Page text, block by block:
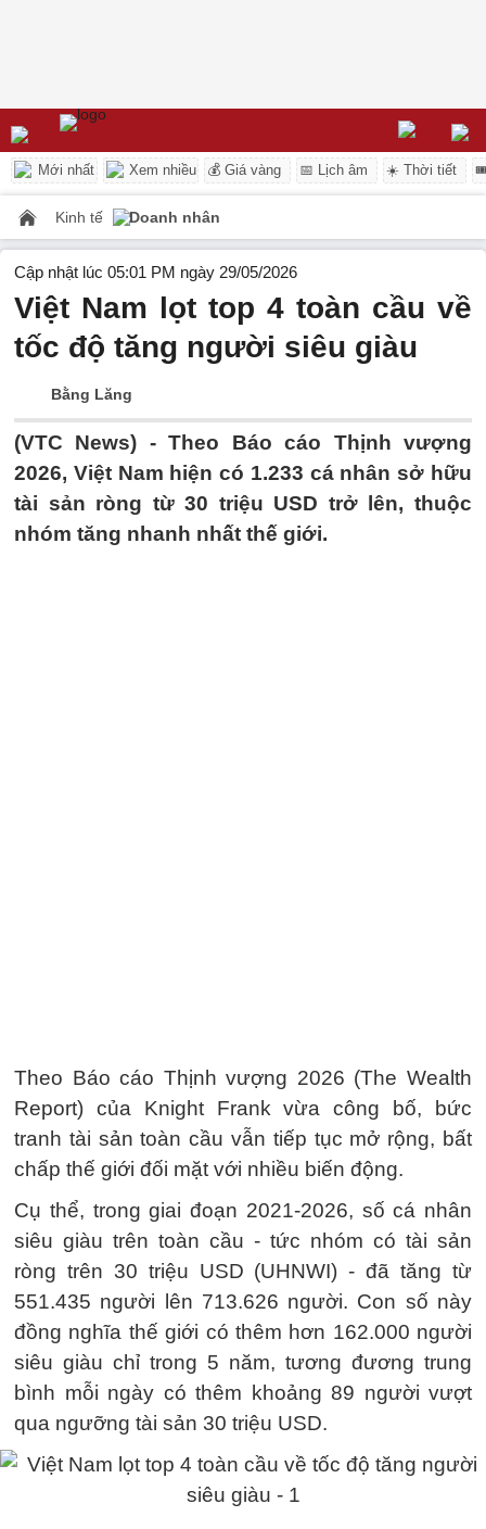
Mới nhất Xem nhiều 💰 Giá vàng 📅 Lịch âm ☀️ Thời tiết
Kinh tế Doanh nhân
Cập nhật lúc 05:01 PM ngày 29/05/2026
Việt Nam lọt top 4 toàn cầu về
tốc độ tăng người siêu giàu
Bằng Lăng
(VTC News) -Theo Báo cáo Thịnh vượng
2026, Việt Nam hiện có 1.233 cá nhân sở hữu
tài sản ròng từ 30 triệu USD trở lên, thuộc
nhóm tăng nhanh nhất thế giới.
Theo Báo cáo Thịnh vượng 2026 (The Wealth
Report) của Knight Frank vừa công bố, bức
tranh tài sản toàn cầu vẫn tiếp tục mở rộng, bất
chấp thế giới đối mặt với nhiều biến động.
Cụ thể, trong giai đoạn 2021-2026, số cá nhân
siêu giàu trên toàn cầu - tức nhóm có tài sản
ròng trên 30 triệu USD (UHNWI) - đã tăng từ
551.435 người lên 713.626 người. Con số này
đồng nghĩa thế giới có thêm hơn 162.000 người
siêu giàu chỉ trong 5 năm, tương đương trung
bình mỗi ngày có thêm khoảng 89 người vượt
qua ngưỡng tài sản 30 triệu USD.